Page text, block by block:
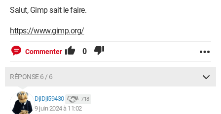
Salut, Gimp sait le faire.
https://www.gimp.org/
Commenter 0
RÉPONSE 6 / 6
DjiDji59430 718
9 juin 2024 à 11:02